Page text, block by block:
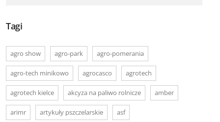
Tagi
agro show agro-park agro-pomerania
agro-tech minikowo agrocasco agrotech
agrotech kielce akcyza na paliwo rolnicze amber
arimr artykuły pszczelarskie asf